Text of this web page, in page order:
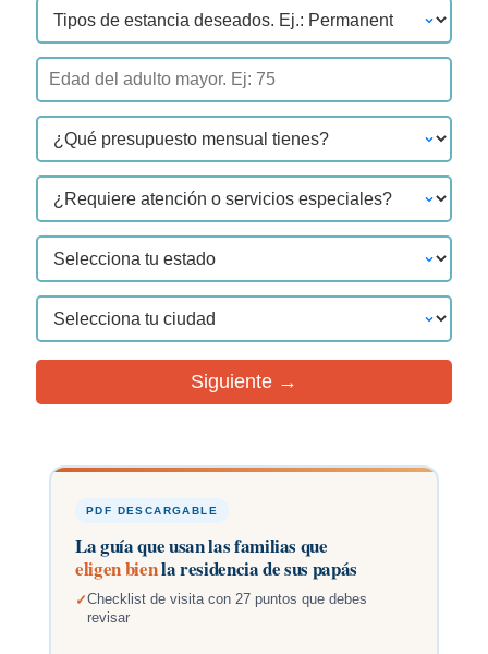
Siguiente →
PDF DESCARGABLE
La guía que usan las familias que
eligen bienla residencia de sus papás
Checklist de visita con 27 puntos que debes
revisar